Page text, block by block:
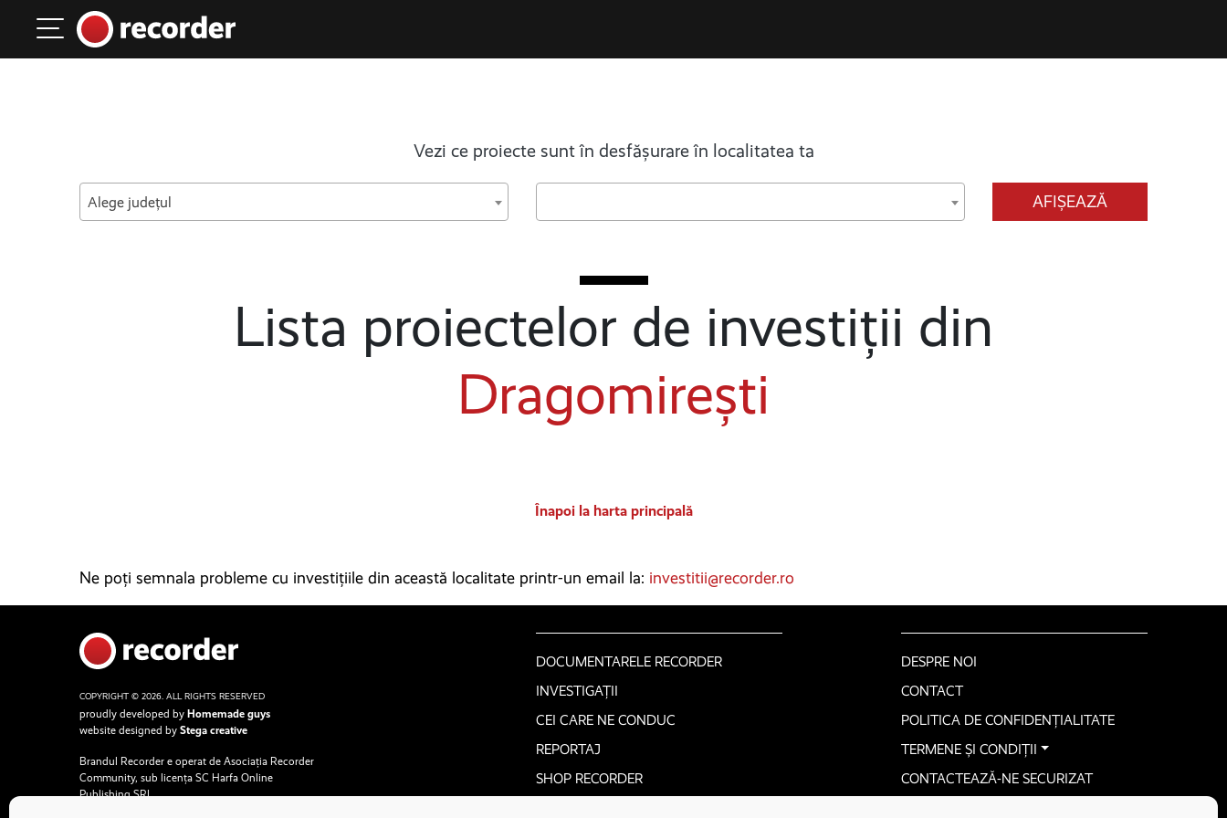
Main Navigation
Vezi ce proiecte sunt în desfășurare în localitatea ta
Alege județul AFIȘEAZĂ
Lista proiectelor de investiții din
Dragomirești
Înapoi la harta principală
Ne poți semnala probleme cu investițiile din această localitate printr-un email la: investitii@recorder.ro
COPYRIGHT © 2026. ALL RIGHTS RESERVED
proudly developed by Homemade guys
website designed by Stega creative
Brandul Recorder e operat de Asociația Recorder
Community, sub licența SC Harfa Online
Publishing SRL.
DOCUMENTARELE RECORDER
INVESTIGAȚII
CEI CARE NE CONDUC
REPORTAJ
SHOP RECORDER
DESPRE NOI
CONTACT
POLITICA DE CONFIDENȚIALITATE
TERMENE ȘI CONDIȚII
CONTACTEAZĂ-NE SECURIZAT